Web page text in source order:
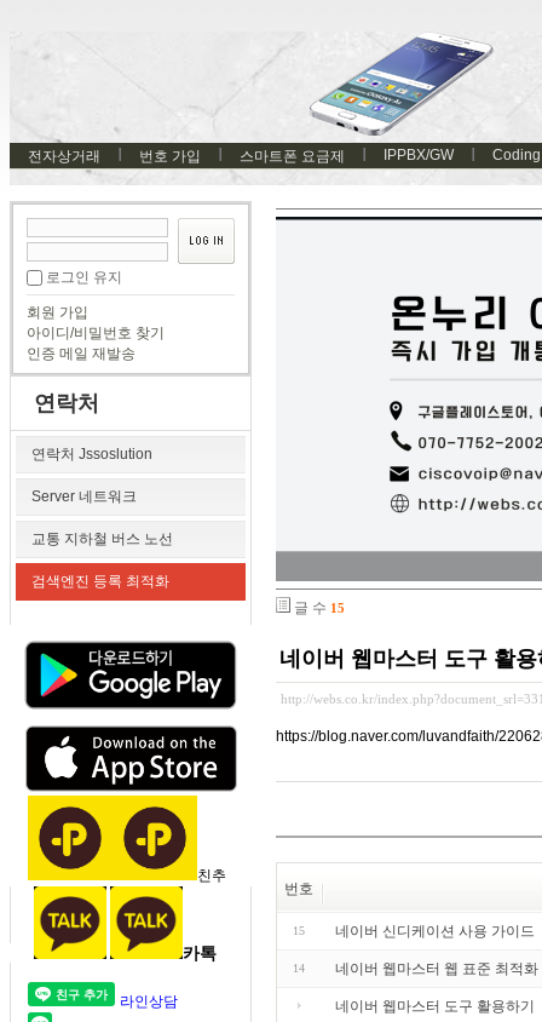
전자상거래 번호 가입 스마트폰 요금제 IPPBX/GW Coding
로그인 유지
회원 가입
아이디/비밀번호 찾기
인증 메일 재발송
연락처
연락처 Jssoslution
Server 네트워크
교통 지하철 버스 노선
검색엔진 등록 최적화
친추
카톡
라인상담
글 수 15
네이버 웹마스터 도구 활
http://webs.co.kr/
https://blog.naver.com/luvandfaith/
번호
15 네이버 신디케이션 사용 가이드
14 네이버 웹마스터 웹 표준 최적
네이버 웹마스터 도구 활용하기